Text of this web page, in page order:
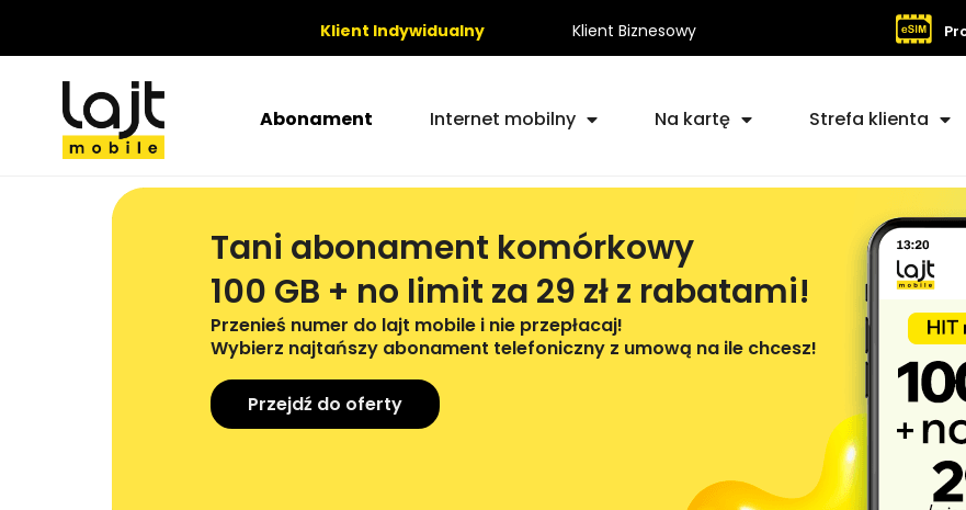
Klient Indywidualny Klient Biznesowy
Abonament Internet mobilny Na kartę Strefa klienta
Tani abonament komórkowy
100 GB + no limit za 29 zł z rabatami!
Przenieś numer do lajt mobile i nie przepłacaj!
Wybierz najtańszy abonament telefoniczny z umową na ile chcesz!
Przejdź do oferty